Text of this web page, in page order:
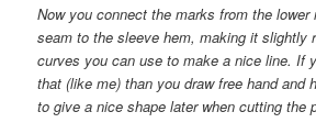
Now you connect the marks from the lower
seam to the sleeve hem, making it slightly
curves you can use to make a nice line. If
that (like me) than you draw free hand and
to give a nice shape later when cutting the